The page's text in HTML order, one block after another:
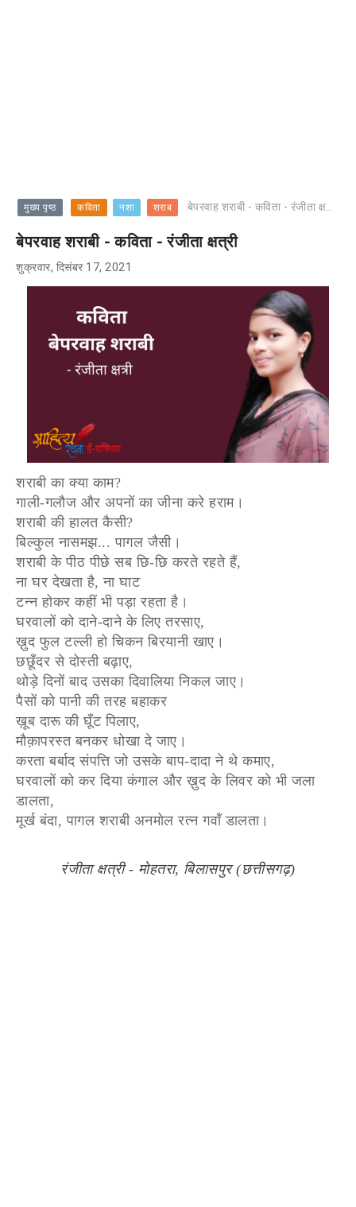
मुख्य पृष्ठ कविता नशा शराब बेपरवाह शराबी - कविता - रंजीता क्षत्री
बेपरवाह शराबी - कविता - रंजीता क्षत्री
शुक्रवार, दिसंबर 17, 2021
शराबी का क्या काम?
गाली-गलौज और अपनों का जीना करे हराम।
शराबी की हालत कैसी?
बिल्कुल नासमझ... पागल जैसी।
शराबी के पीठ पीछे सब छि-छि करते रहते हैं,
ना घर देखता है, ना घाट
टन्न होकर कहीं भी पड़ा रहता है।
घरवालों को दाने-दाने के लिए तरसाए,
ख़ुद फुल टल्ली हो चिकन बिरयानी खाए।
छछूँदर से दोस्ती बढ़ाए,
थोड़े दिनों बाद उसका दिवालिया निकल जाए।
पैसों को पानी की तरह बहाकर
ख़ूब दारू की घूँट पिलाए,
मौक़ापरस्त बनकर धोखा दे जाए।
करता बर्बाद संपत्ति जो उसके बाप-दादा ने थे कमाए,
घरवालों को कर दिया कंगाल और ख़ुद के लिवर को भी जला
डालता,
मूर्ख बंदा, पागल शराबी अनमोल रत्न गवाँ डालता।
रंजीता क्षत्री - मोहतरा, बिलासपुर (छत्तीसगढ़)